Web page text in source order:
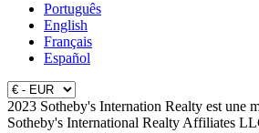
Português
English
Français
Español
2023 Sotheby's Internation Realty est une
Sotheby's International Realty Affiliates